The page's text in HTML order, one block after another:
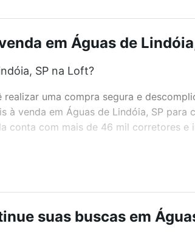
em Águas de
SP na Loft?
uma compra segura e
venda em Águas de Lindóia, SP
conta com mais de 46 mil corretores
o preço, metragem e
na Loft.suas buscas em